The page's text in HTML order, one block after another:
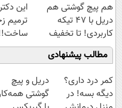
هم پیچ گوشتی هم
دریل با 47 تیکه
کاربردی! تا تخفیف
داره بخرش!🔥
این
ترمیم
مطالب پیشنهادی
کمر درد داری؟
دیگه بسه! در
دریل و پیچ
گوشتی